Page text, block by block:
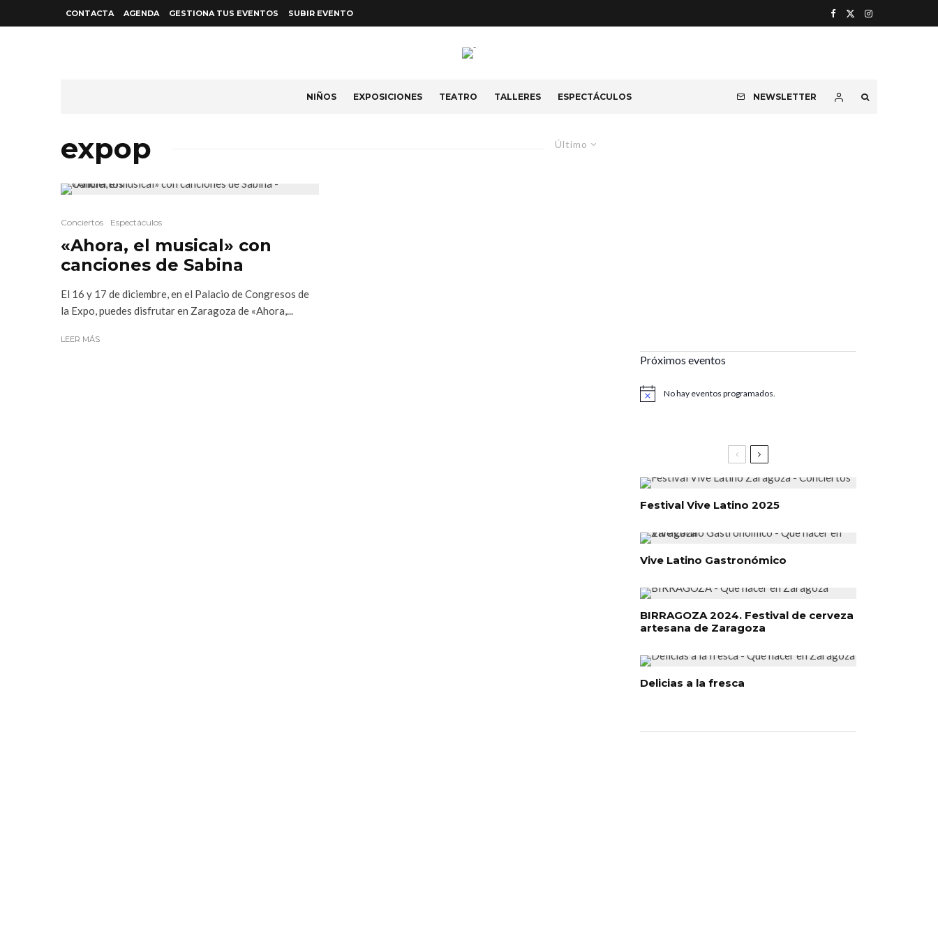
CONTACTA AGENDA GESTIONA TUS EVENTOS SUBIR EVENTO
NIÑOS EXPOSICIONES TEATRO TALLERES ESPECTÁCULOS NEWSLETTER
Último
expop
Conciertos Espectáculos
«Ahora, el musical» con
canciones de Sabina
El 16 y 17 de diciembre, en el Palacio de Congresos de
la Expo, puedes disfrutar en Zaragoza de «Ahora,...
LEER MÁS
Próximos eventos
Aviso No hay eventos programados.
Festival Vive Latino 2025
Vive Latino Gastronómico
BIRRAGOZA 2024. Festival de cerveza
artesana de Zaragoza
Delicias a la fresca